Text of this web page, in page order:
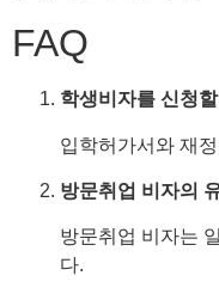
FAQ
학생비자를 신청
입학허가서와 재
방문취업 비자의
방문취업 비자는
다.